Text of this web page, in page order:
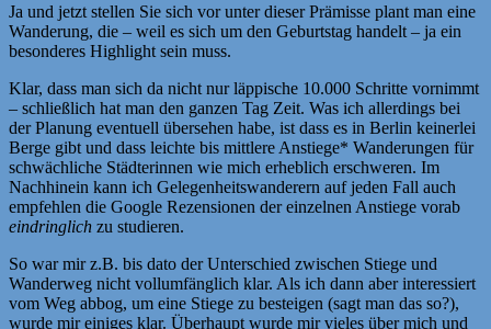
Ja und jetzt stellen Sie sich vor unter dieser Prämisse plant man eine
Wanderung, die – weil es sich um den Geburtstag handelt – ja ein
besonderes Highlight sein muss.
Klar, dass man sich da nicht nur läppische 10.000 Schritte vornimmt
– schließlich hat man den ganzen Tag Zeit. Was ich allerdings bei
der Planung eventuell übersehen habe, ist dass es in Berlin keinerlei
Berge gibt und dass leichte bis mittlere Anstiege* Wanderungen für
schwächliche Städterinnen wie mich erheblich erschweren. Im
Nachhinein kann ich Gelegenheitswanderern auf jeden Fall auch
empfehlen die Google Rezensionen der einzelnen Anstiege vorab
eindringlich zu studieren.
So war mir z.B. bis dato der Unterschied zwischen Stiege und
Wanderweg nicht vollumfänglich klar. Als ich dann aber interessiert
vom Weg abbog, um eine Stiege zu besteigen (sagt man das so?),
wurde mir einiges klar. Überhaupt wurde mir vieles über mich und